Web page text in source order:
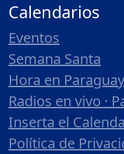
Calendarios
Eventos
Semana Santa
Hora en Paraguay
Radios en vivo ·
Inserta el
Política de